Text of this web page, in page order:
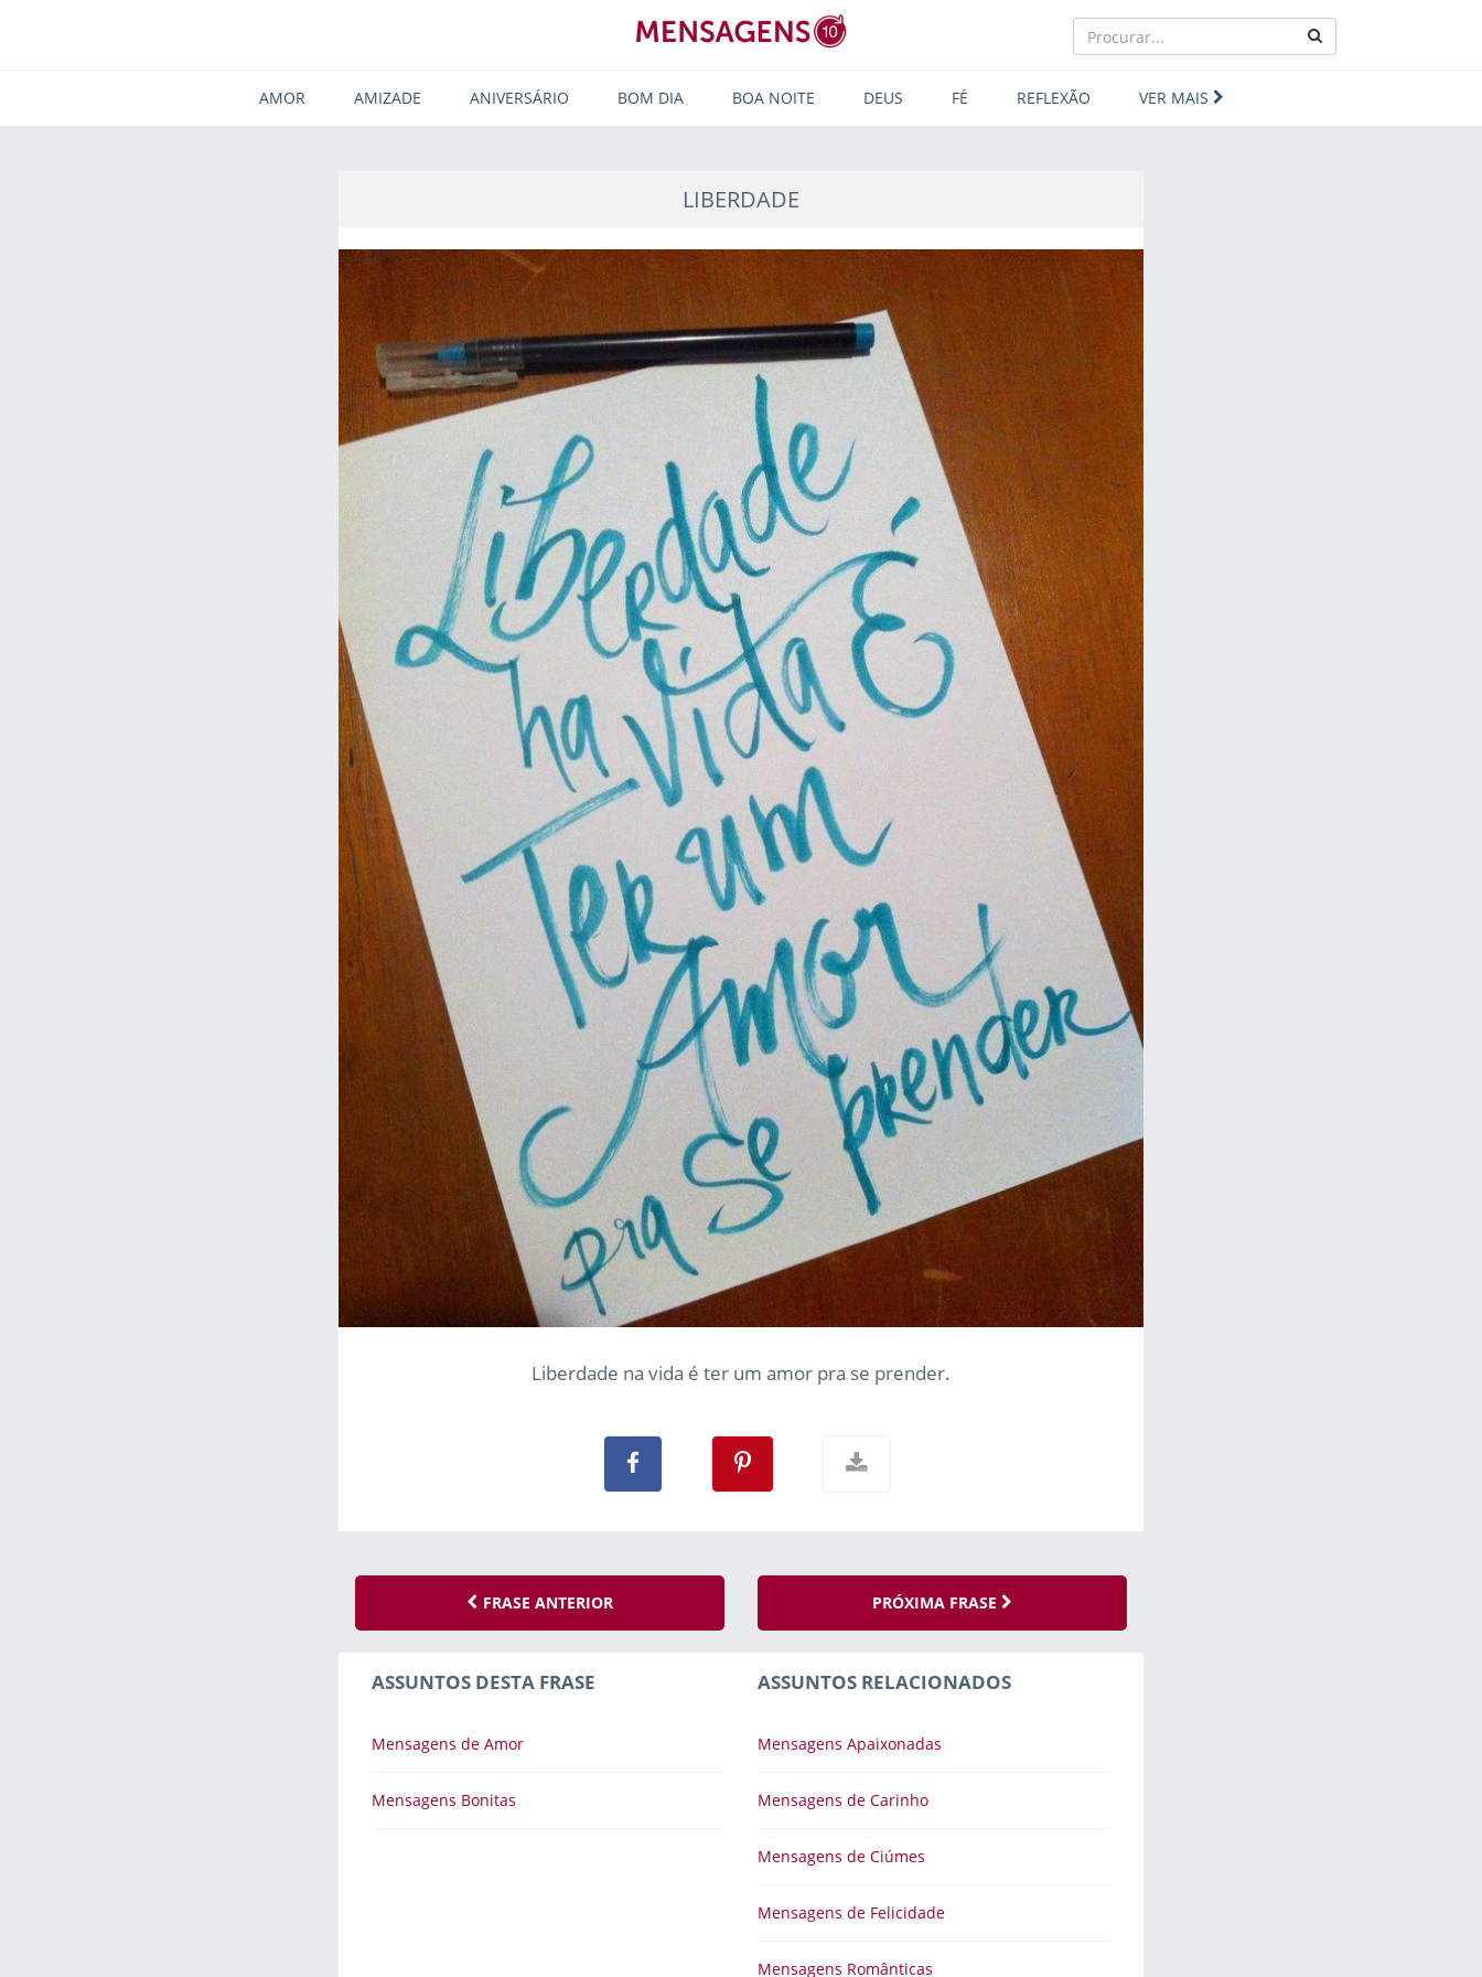
AMOR AMIZADE ANIVERSÁRIO BOM DIA BOA NOITE DEUS FÉ REFLEXÃO VER MAIS
LIBERDADE
Liberdade na vida é ter um amor pra se prender.
FRASE ANTERIOR PRÓXIMA FRASE
ASSUNTOS DESTA FRASE
Mensagens de Amor
Mensagens Bonitas
ASSUNTOS RELACIONADOS
Mensagens Apaixonadas
Mensagens de Carinho
Mensagens de Ciúmes
Mensagens de Felicidade
Mensagens Românticas